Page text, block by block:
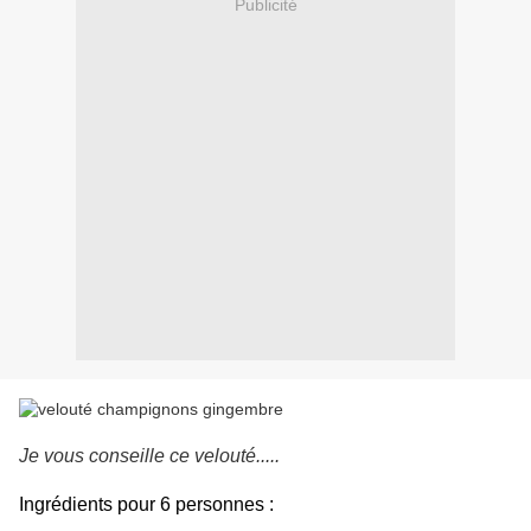
Publicité
Je vous conseille ce velouté.....
Ingrédients pour 6 personnes :